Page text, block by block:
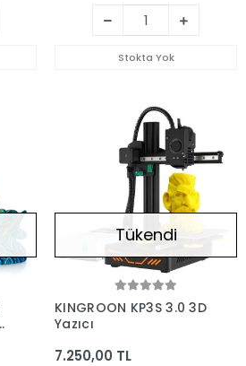
Stokta Yok
Tükendi
KINGROON KP3S 3.0 3D
Yazıcı
7.250,00 TL